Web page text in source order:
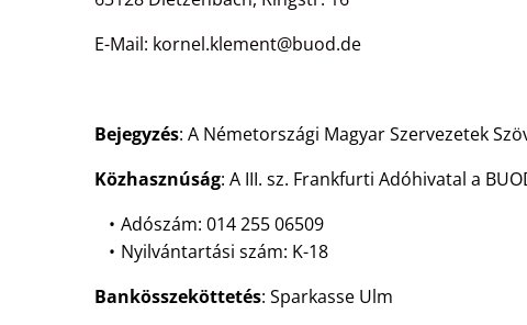
E-Mail: kornel.klement@buod.de
Bejegyzés: A Németországi Magyar Szervezetek
Közhasznúság: A III. sz. Frankfurti Adóhivatal a
Adószám: 014 255 06509
Nyilvántartási szám: K-18
Bankösszeköttetés: Sparkasse Ulm